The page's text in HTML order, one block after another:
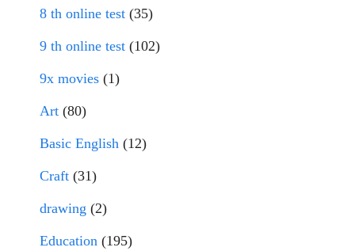
8 th online test (35)
9 th online test (102)
9x movies (1)
Art (80)
Basic English (12)
Craft (31)
drawing (2)
Education (195)